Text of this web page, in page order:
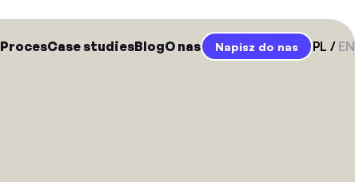
ProcesCase studiesBlogO nas Napisz do nas PL EN